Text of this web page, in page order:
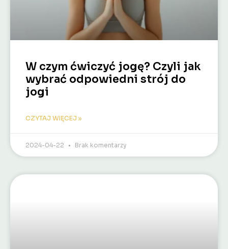
W czym ćwiczyć jogę? Czyli jak
wybrać odpowiedni strój do
jogi
CZYTAJ WIĘCEJ »
2024-04-22 Brak komentarzy